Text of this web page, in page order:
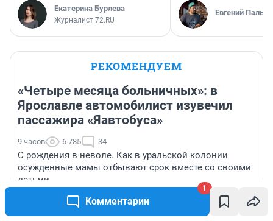
Комментарии
1
Екатерина Бурлева
Журналист 72.RU
Евгений
РЕКОМЕНДУЕМ
«Четыре месяца больничных»: в
Ярославле автомобилист изувечил
пассажира «Яавтобуса»
9 часов 6 785 34
С рождения в неволе. Как в уральской колонии
осужденные мамы отбывают срок вместе со своими
детьми
«Плохо, как никогда до этого»: таролог о судьбе